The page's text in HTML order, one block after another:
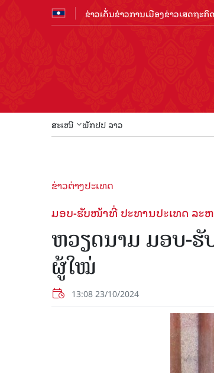
ຂ່າວເດັ່ນຂ່າວການເມືອງຂ່າວເສດຖະກິດ
ສະເໜີ ພັກປປ ລາວ
ຂ່າວຕ່າງປະເທດ
ມອບ-ຮັບໜ້າທີ່ ປະທານປະເທດ ລະ
ຫວຽດນາມ ມອບ-ຮັ
ຜູ້ໃໝ່
13:08 23/10/2024